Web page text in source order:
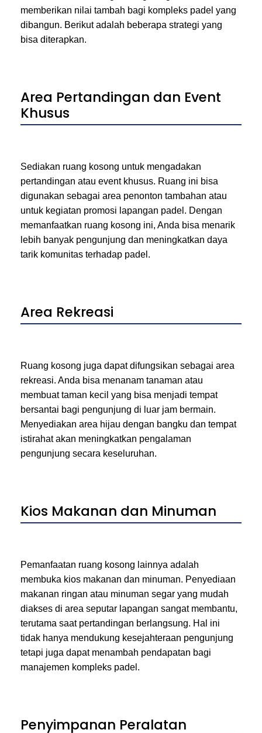
memberikan nilai tambah bagi kompleks padel yang
dibangun. Berikut adalah beberapa strategi yang
bisa diterapkan.
Area Pertandingan dan Event
Khusus
Sediakan ruang kosong untuk mengadakan
pertandingan atau event khusus. Ruang ini bisa
digunakan sebagai area penonton tambahan atau
untuk kegiatan promosi lapangan padel. Dengan
memanfaatkan ruang kosong ini, Anda bisa menarik
lebih banyak pengunjung dan meningkatkan daya
tarik komunitas terhadap padel.
Area Rekreasi
Ruang kosong juga dapat difungsikan sebagai area
rekreasi. Anda bisa menanam tanaman atau
membuat taman kecil yang bisa menjadi tempat
bersantai bagi pengunjung di luar jam bermain.
Menyediakan area hijau dengan bangku dan tempat
istirahat akan meningkatkan pengalaman
pengunjung secara keseluruhan.
Kios Makanan dan Minuman
Pemanfaatan ruang kosong lainnya adalah
membuka kios makanan dan minuman. Penyediaan
makanan ringan atau minuman segar yang mudah
diakses di area seputar lapangan sangat membantu,
terutama saat pertandingan berlangsung. Hal ini
tidak hanya mendukung kesejahteraan pengunjung
tetapi juga dapat menambah pendapatan bagi
manajemen kompleks padel.
Penyimpanan Peralatan